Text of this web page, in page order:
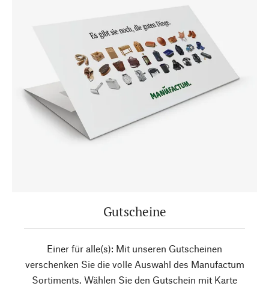
Gutscheine
Einer für alle(s): Mit unseren Gutscheinen
verschenken Sie die volle Auswahl des Manufactum
Sortiments. Wählen Sie den Gutschein mit Karte